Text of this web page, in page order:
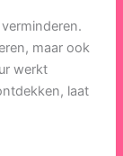
maar ook
werkt
laat